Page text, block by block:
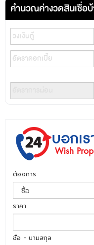
คำนวณค่างวดสินเชื่อ
ต้องการ
ราคา
ชื่อ - นามสกุล